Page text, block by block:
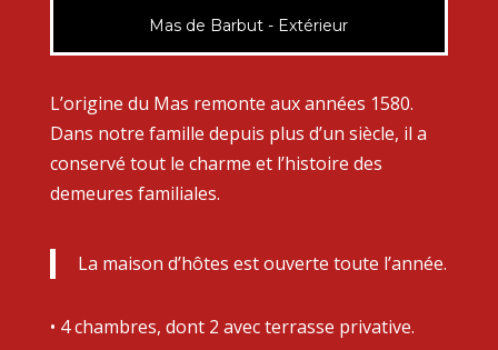
Mas de Barbut - Extérieur
L’origine du Mas remonte aux années 1580.
Dans notre famille depuis plus d’un siècle, il a
conservé tout le charme et l’histoire des
demeures familiales.
La maison d’hôtes est ouverte toute l’année.
• 4 chambres, dont 2 avec terrasse privative.